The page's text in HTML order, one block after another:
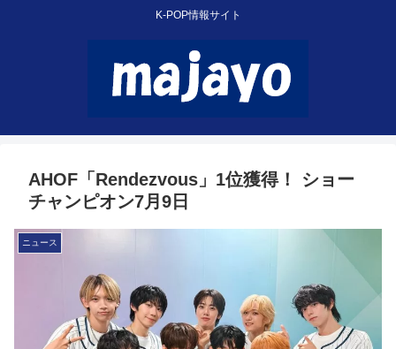
K-POP情報サイト
AHOF「Rendezvous」1位獲得！ ショー
チャンピオン7月9日
ニュース